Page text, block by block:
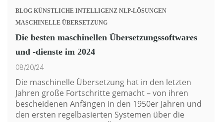
BLOG KÜNSTLICHE INTELLIGENZ NLP-LÖSUNGEN
MASCHINELLE ÜBERSETZUNG
Die besten maschinellen Übersetzungssoftwares
und -dienste im 2024
08/20/24
Die maschinelle Übersetzung hat in den letzten
Jahren große Fortschritte gemacht – von ihren
bescheidenen Anfängen in den 1950er Jahren und
den ersten regelbasierten Systemen über die